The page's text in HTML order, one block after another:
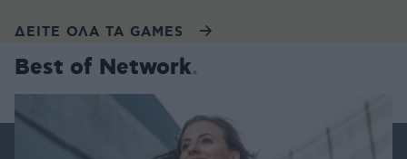
ΔΕΙΤΕ ΟΛΑ ΤΑ GAMES
Best of Network